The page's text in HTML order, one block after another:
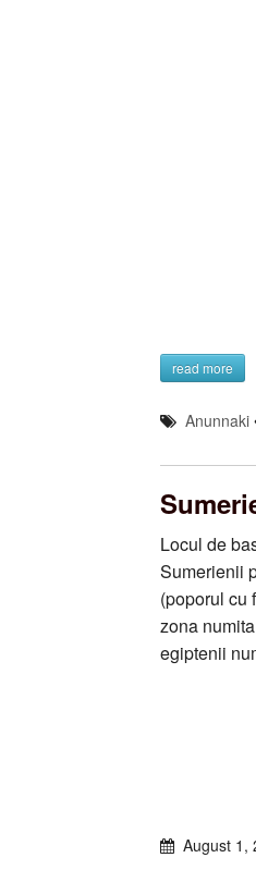
read more
Anunnaki
Locul de
Sumerienii
(poporul cu
zona
egiptenii
August 1,